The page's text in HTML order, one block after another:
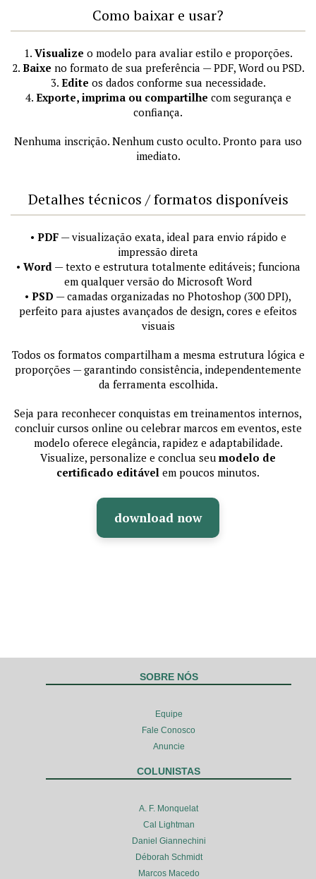
Como baixar e usar?
1. Visualize o modelo para avaliar estilo e proporções.
2. Baixe no formato de sua preferência — PDF, Word ou PSD.
3. Edite os dados conforme sua necessidade.
4. Exporte, imprima ou compartilhe com segurança e
confiança.
Nenhuma inscrição. Nenhum custo oculto. Pronto para uso
imediato.
Detalhes técnicos / formatos disponíveis
• PDF— visualização exata, ideal para envio rápido e
impressão direta
• Word — texto e estrutura totalmente editáveis; funciona
em qualquer versão do Microsoft Word
• PSD — camadas organizadas no Photoshop (300 DPI),
perfeito para ajustes avançados de design, cores e efeitos
visuais
Todos os formatos compartilham a mesma estrutura lógica e
proporções — garantindo consistência, independentemente
da ferramenta escolhida.
Seja para reconhecer conquistas em treinamentos internos,
concluir cursos online ou celebrar marcos em eventos, este
modelo oferece elegância, rapidez e adaptabilidade.
Visualize, personalize e conclua seu modelo de
certificado editável em poucos minutos.
download now
SOBRE NÓS
Equipe
Fale Conosco
Anuncie
COLUNISTAS
A. F. Monquelat
Cal Lightman
Daniel Giannechini
Déborah Schmidt
Marcos Macedo